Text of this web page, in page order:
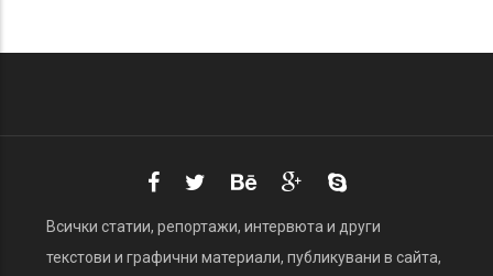
Всички статии, репортажи, интервюта и други
текстови и графични материали, публикувани в сайта,